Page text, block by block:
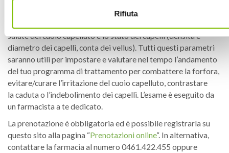
Rifiuta
le sonde disponibili. Inoltre, grazie ad una microcamera ad alta
salute del cuoio capelluto e lo stato dei capelli (densità e
diametro dei capelli, conta dei vellus). Tutti questi parametri
saranno utili per impostare e valutare nel tempo l’andamento
del tuo programma di trattamento per combattere la forfora,
evitare/curare l’irritazione del cuoio capelluto, contrastare
la caduta o l’indebolimento dei capelli. L’esame è eseguito da
un farmacista a te dedicato.
La prenotazione è obbligatoria ed è possibile registrarla su
questo sito alla pagina “Prenotazioni online“. In alternativa,
contattare la farmacia al numero 0461.422.455 oppure